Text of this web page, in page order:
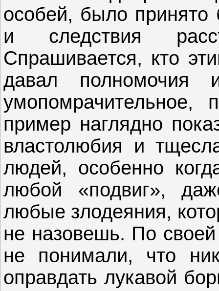
особей, было принято
и следствия
Спрашивается, кто
давал полномочия
умопомрачительное,
пример наглядно
властолюбия и
людей, особенно
любой «подвиг»,
любые злодеяния,
не назовешь. По
не понимали, что
оправдать лукавой